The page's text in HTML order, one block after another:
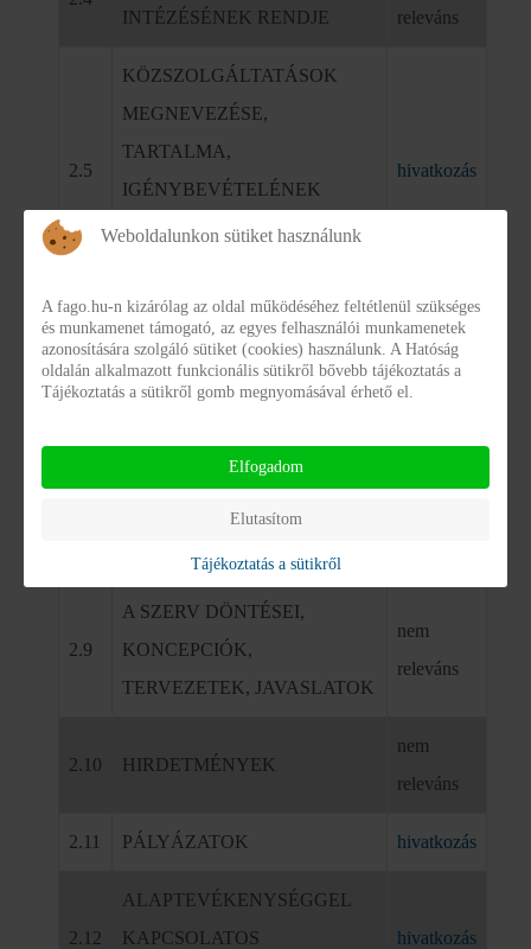
INTÉZÉSÉNEK RENDJE
releváns
2.5
KÖZSZOLGÁLTATÁSOK
MEGNEVEZÉSE,
TARTALMA,
IGÉNYBEVÉTELÉNEK
RENDJE, FIZETENDŐ DÍJ
hivatkozás
2.6
A SZERV
NYILVÁNTARTÁSAI
hivatkozás
TESTÜLETI SZERV
DÖNTÉSHOZATAL, ÜLÉSEK
2.9
A SZERV DÖNTÉSEI,
KONCEPCIÓK,
TERVEZETEK, JAVASLATOK
nem
releváns
2.10 HIRDETMÉNYEK
nem
releváns
2.11 PÁLYÁZATOK hivatkozás
2.12
ALAPTEVÉKENYSÉGGEL
KAPCSOLATOS
hivatkozás
Weboldalunkon sütiket használunk
A fago.hu-n kizárólag az oldal működéséhez feltétlenül szükséges
és munkamenet támogató, az egyes felhasználói munkamenetek
azonosítására szolgáló sütiket (cookies) használunk. A Hatóság
oldalán alkalmazott funkcionális sütikről bővebb tájékoztatás a
Tájékoztatás a sütikről gomb megnyomásával érhető el.
Elfogadom
Elutasítom
Tájékoztatás a sütikről